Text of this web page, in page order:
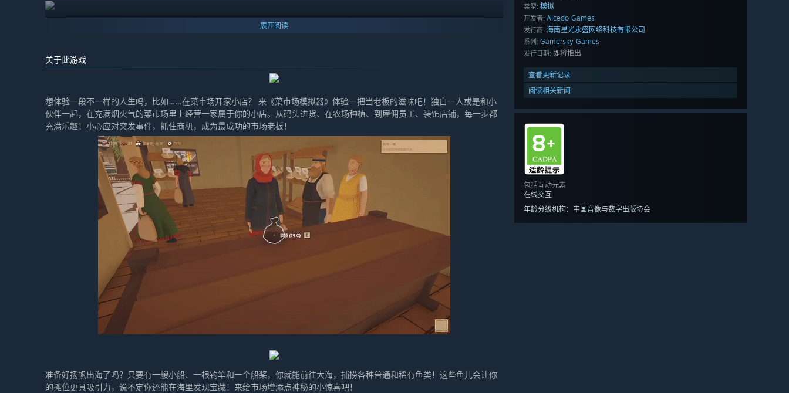
类型: 模拟
开发者: Alcedo Games
发行商: 海南星光永盛网络科技有限公司
系列: Gamersky Games
发行日期: 即将推出
查看更新记录
阅读相关新闻
包括互动元素
在线交互
年龄分级机构：中国音像与数字出版协会
展开阅读
关于此游戏
想体验一段不一样的人生吗，比如……在菜市场开家小店？ 来《菜市场模拟器》体验一把当老板的滋味吧！独自一人或是和小
伙伴一起，在充满烟火气的菜市场里上经营一家属于你的小店。从码头进货、在农场种植、到雇佣员工、装饰店铺，每一步都
充满乐趣！小心应对突发事件，抓住商机，成为最成功的市场老板！
准备好扬帆出海了吗？只要有一艘小船、一根钓竿和一个船桨，你就能前往大海，捕捞各种普通和稀有鱼类！这些鱼儿会让你
的摊位更具吸引力，说不定你还能在海里发现宝藏！来给市场增添点神秘的小惊喜吧！